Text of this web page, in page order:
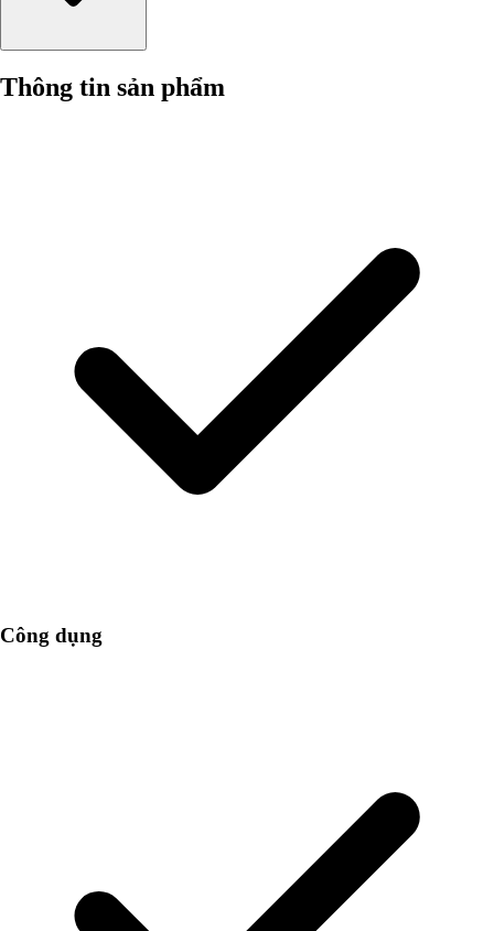
Thông tin sản phẩm
Công dụng